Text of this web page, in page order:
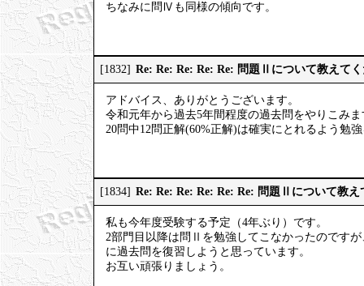
ちなみに問Ⅳも同様の傾向です。
[1832] Re: Re: Re: Re: Re: 問題Ⅱについて教えて
アドバイス、ありがとうございます。
令和元年から過去5年間程度の過去問をやりこみま
20問中12問正解(60%正解)は確実にとれるよう勉
[1834] Re: Re: Re: Re: Re: Re: 問題Ⅱについて教え
私も今年度受験する予定（4年ぶり）です。
2部門目以降は問Ⅱを勉強してこなかったのです
に過去問を復習しようと思っています。
お互い頑張りましょう。